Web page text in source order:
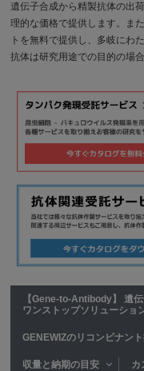
遺伝子合成から精製抗体の出
理的な価格で提供します。ま
トを無料で提供し、多岐にわ
抗体は研究用途での目的の場
【Gene-to-Antibody】 遺
ワンストップソリューショ
GENEWIZのリコンビナン
収量と納期の目安 カ